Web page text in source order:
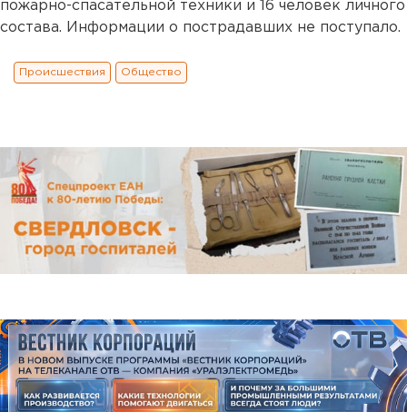
пожарно-спасательной техники и 16 человек личного
состава. Информации о пострадавших не поступало.
Происшествия Общество